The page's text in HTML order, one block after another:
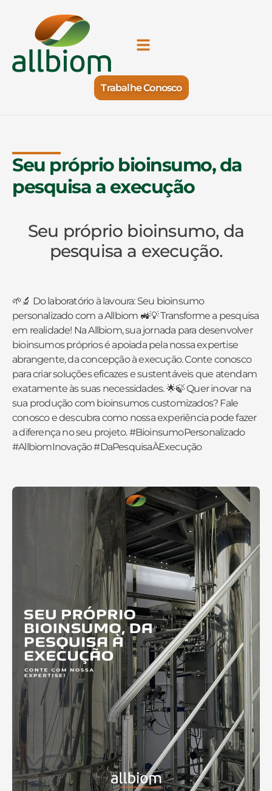
Trabalhe Conosco
Seu próprio bioinsumo, da
pesquisa a execução
Seu próprio bioinsumo, da
pesquisa a execução.
🌱🔬 Do laboratório à lavoura: Seu bioinsumo
personalizado com a Allbiom 🚜💡 Transforme a pesquisa
em realidade! Na Allbiom, sua jornada para desenvolver
bioinsumos próprios é apoiada pela nossa expertise
abrangente, da concepção à execução. Conte conosco
para criar soluções eficazes e sustentáveis que atendam
exatamente às suas necessidades. 🌟🍃 Quer inovar na
sua produção com bioinsumos customizados? Fale
conosco e descubra como nossa experiência pode fazer
a diferença no seu projeto. #BioinsumoPersonalizado
#AllbiomInovação #DaPesquisaÀExecução